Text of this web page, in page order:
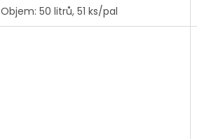
Objem: 50 litrů, 51 ks/pal